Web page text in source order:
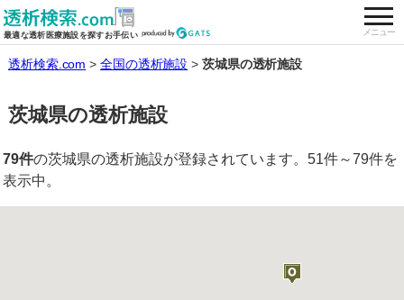
最適な透析医療施設を探すお手伝い メニュー
全国の透析施設を検索する
透析検索.com 全国の透析施設 茨城県の透析施設
茨城県の透析施設
79件の茨城県の透析施設が登録されています。51件～79件を
表示中。